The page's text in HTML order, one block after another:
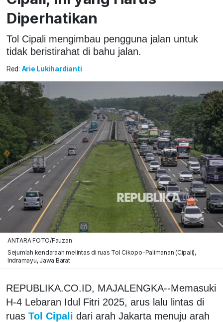
Diperhatikan
Tol Cipali mengimbau pengguna jalan untuk
tidak beristirahat di bahu jalan.
Red: Arie Lukihardianti
ANTARA FOTO/Fauzan
Sejumlah kendaraan melintas di ruas Tol Cikopo-Palimanan (Cipali),
Indramayu, Jawa Barat
REPUBLIKA.CO.ID, MAJALENGKA--Memasuki
H-4 Lebaran Idul Fitri 2025, arus lalu lintas di
ruas Tol Cipali dari arah Jakarta menuju arah